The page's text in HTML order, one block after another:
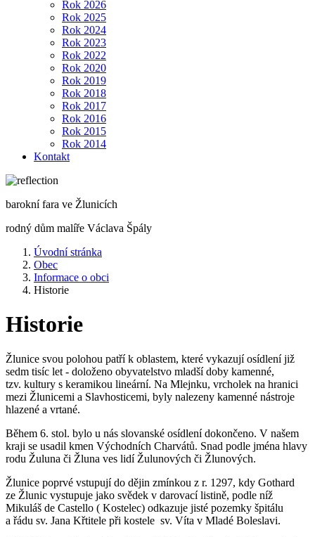
Rok 2026
Rok 2025
Rok 2024
Rok 2023
Rok 2022
Rok 2020
Rok 2019
Rok 2018
Rok 2017
Rok 2016
Rok 2015
Rok 2014
Kontakt
barokní fara ve Žlunicích
rodný dům malíře Václava Špály
Úvodní stránka
Obec
Informace o obci
Historie
Historie
Žlunice svou polohou patří k oblastem, které vykazují osídlení již
sedm tisíc let - doloženo obyvatelstvo mladší doby kamenné,
tzv. kultury s keramikou lineární. Na Mlejnku, vrcholek na hranici
mezi Žlunicemi a Slavhosticemi, byly nalezeny kamenné nástroje
hlazené a vrtané.
Během 6. stol. bylo u nás slovanské osídlení dokončeno. V našem
kraji se usadil kmen Východních Charvátů. Snad podle jména hlavy
rodu Žuluna či Žluna ves lidí Žulunových či Žlunových.
Žlunice poprvé vstupují do dějin zmínkou z r. 1297, kdy Gothard
ze Žlunic vystupuje jako svědek v darovací listině, podle níž
Mikuláš de Castello ( Kostelec) odkazuje jisté pozemky špitálu
a řádu sv. Jana Křtitele při kostele sv. Víta v Mladé Boleslavi.